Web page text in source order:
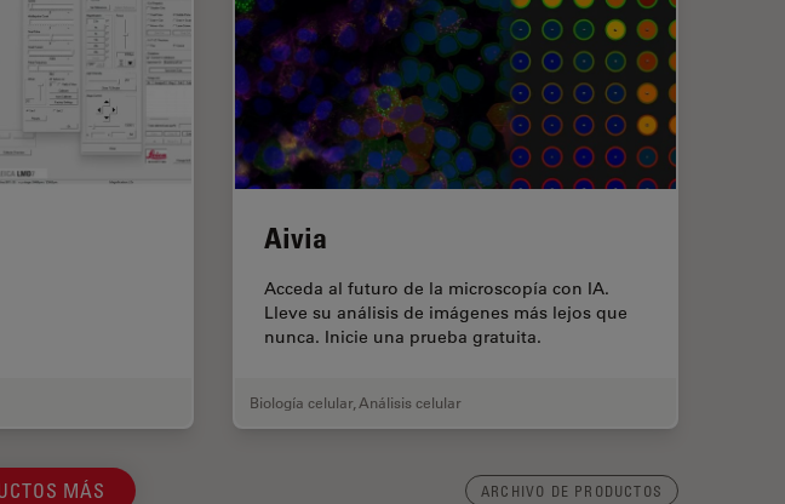
Aivia
Acceda al futuro de la microscopía con IA.
Lleve su análisis de imágenes más lejos que
nunca. Inicie una prueba gratuita.
Biología celular, Análisis celular
PRODUCTOS MÁS ARCHIVO DE PRODUCTOS